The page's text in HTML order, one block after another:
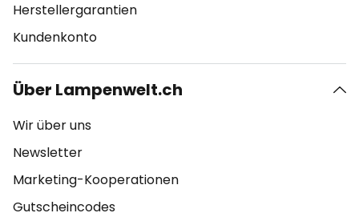
Herstellergarantien
Kundenkonto
Über Lampenwelt.ch
Wir über uns
Newsletter
Marketing-Kooperationen
Gutscheincodes